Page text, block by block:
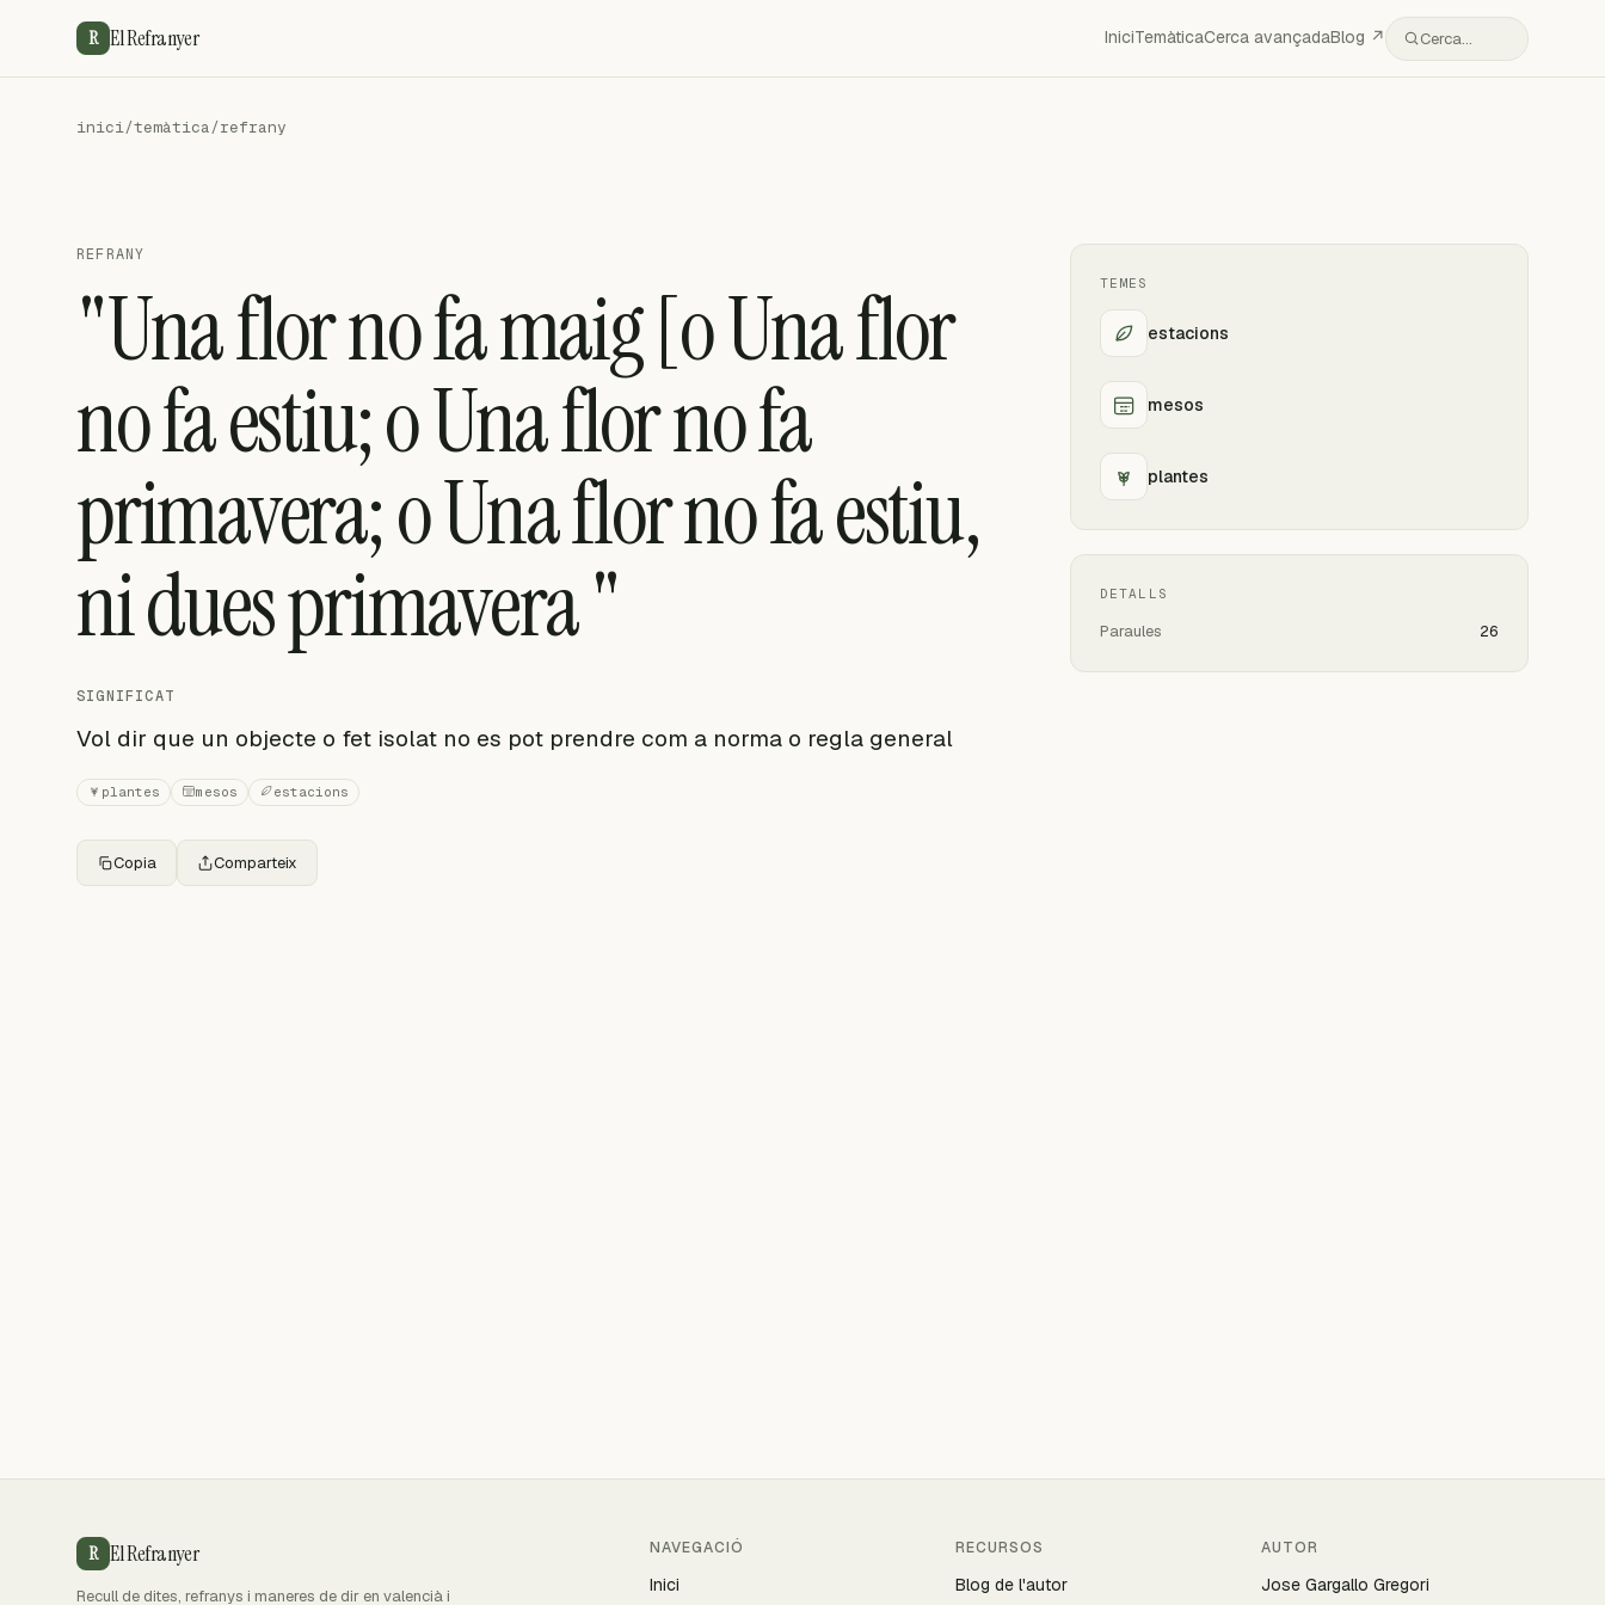
R El Refranyer IniciTemàticaCerca avançadaBlog ↗ Cerca…
inici/temàtica/refrany
REFRANY
"Una flor no fa maig [o Una flor
no fa estiu; o Una flor no fa
primavera; o Una flor no fa estiu,
ni dues primavera "
SIGNIFICAT
Vol dir que un objecte o fet isolat no es pot prendre com a norma o regla general
plantes mesos estacions
Copia Comparteix
TEMES
estacions
mesos
plantes
DETALLS
Paraules 26
R El Refranyer
Recull de dites, refranys i maneres de dir en valencià i
NAVEGACIÓ
Inici
RECURSOS
Blog de l'autor
AUTOR
Jose Gargallo Gregori